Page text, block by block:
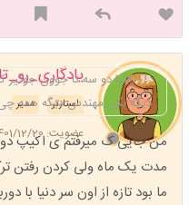
مدیر استارتر
عضویت: 1401/12/20
اکثرا دو سه تا جوون
دیگه بگن مهندس دیگه همه
من جایی ک میرفتم ی اکیپ
مدت یک ماه ولی کردن رفتن
ما بود تازه از اون سر دنیا با